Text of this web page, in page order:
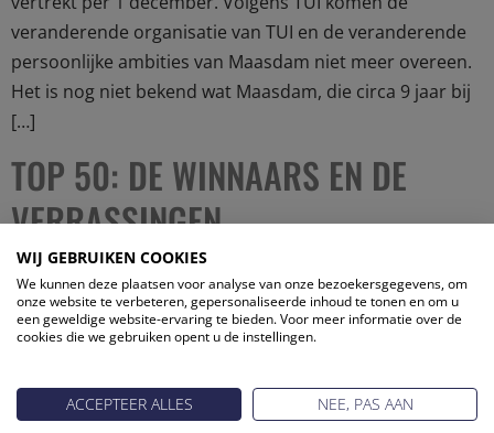
veranderende organisatie van TUI en de veranderende
persoonlijke ambities van Maasdam niet meer overeen.
Het is nog niet bekend wat Maasdam, die circa 9 jaar bij
[…]
TOP 50: DE WINNAARS EN DE
VERRASSINGEN
WIJ GEBRUIKEN COOKIES
We kunnen deze plaatsen voor analyse van onze bezoekersgegevens, om
onze website te verbeteren, gepersonaliseerde inhoud te tonen en om u
een geweldige website-ervaring te bieden. Voor meer informatie over de
cookies die we gebruiken opent u de instellingen.
ACCEPTEER ALLES NEE, PAS AAN